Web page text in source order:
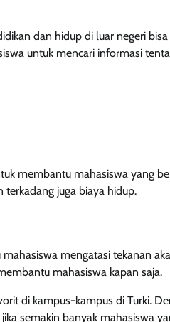
dan hidup di luar negeri
untuk mencari informasi
membantu mahasiswa yang
terkadang juga biaya hidup.
mengatasi tekanan
mahasiswa kapan saja.
di kampus-kampus di Turki.
semakin banyak mahasiswa